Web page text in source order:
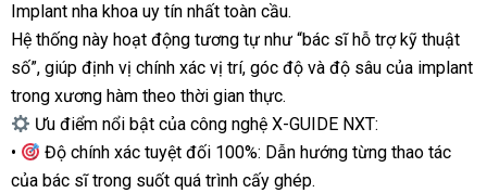
Implant nha khoa uy tín nhất toàn cầu.
Hệ thống này hoạt động tương tự như “bác sĩ hỗ trợ kỹ thuật
số”, giúp định vị chính xác vị trí, góc độ và độ sâu của implant
trong xương hàm theo thời gian thực.
Ưu điểm nổi bật của công nghệ X-GUIDE NXT:
•
Độ chính xác tuyệt đối 100%: Dẫn hướng từng thao tác
của bác sĩ trong suốt quá trình cấy ghép.